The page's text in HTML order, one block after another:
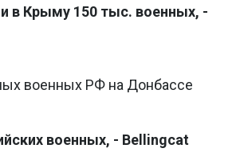
в Крыму 150 тыс. военных, -
военных РФ на Донбассе
военных, - Bellingcat